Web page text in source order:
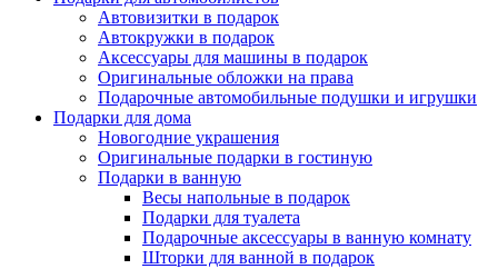
Автовизитки в подарок
Автокружки в подарок
Аксессуары для машины в подарок
Оригинальные обложки на права
Подарочные автомобильные подушки и игрушки
Подарки для дома
Новогодние украшения
Оригинальные подарки в гостиную
Подарки в ванную
Весы напольные в подарок
Подарки для туалета
Подарочные аксессуары в ванную комнату
Шторки для ванной в подарок